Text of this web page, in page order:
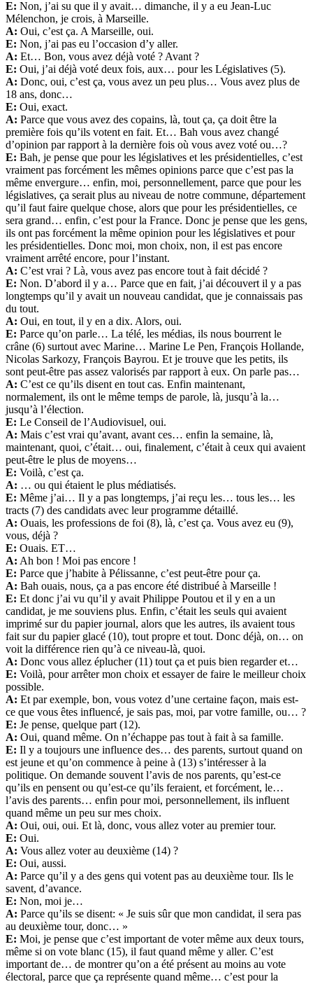
E: Non, j’ai su que il y avait… dimanche, il y a eu Jean-Luc
Mélenchon, je crois, à Marseille.
A: Oui, c’est ça. A Marseille, oui.
E: Non, j’ai pas eu l’occasion d’y aller.
A: Et… Bon, vous avez déjà voté ? Avant ?
E: Oui, j’ai déjà voté deux fois, aux… pour les Législatives (5).
A: Donc, oui, c’est ça, vous avez un peu plus… Vous avez plus de
18 ans, donc…
E: Oui, exact.
A: Parce que vous avez des copains, là, tout ça, ça doit être la
première fois qu’ils votent en fait. Et… Bah vous avez changé
d’opinion par rapport à la dernière fois où vous avez voté ou…?
E: Bah, je pense que pour les législatives et les présidentielles, c’est
vraiment pas forcément les mêmes opinions parce que c’est pas la
même envergure… enfin, moi, personnellement, parce que pour les
législatives, ça serait plus au niveau de notre commune, département
qu’il faut faire quelque chose, alors que pour les présidentielles, ce
sera grand… enfin, c’est pour la France. Donc je pense que les gens,
ils ont pas forcément la même opinion pour les législatives et pour
les présidentielles. Donc moi, mon choix, non, il est pas encore
vraiment arrêté encore, pour l’instant.
A: C’est vrai ? Là, vous avez pas encore tout à fait décidé ?
E: Non. D’abord il y a… Parce que en fait, j’ai découvert il y a pas
longtemps qu’il y avait un nouveau candidat, que je connaissais pas
du tout.
A: Oui, en tout, il y en a dix. Alors, oui.
E: Parce qu’on parle… La télé, les médias, ils nous bourrent le
crâne (6) surtout avec Marine… Marine Le Pen, François Hollande,
Nicolas Sarkozy, François Bayrou. Et je trouve que les petits, ils
sont peut-être pas assez valorisés par rapport à eux. On parle pas…
A: C’est ce qu’ils disent en tout cas. Enfin maintenant,
normalement, ils ont le même temps de parole, là, jusqu’à la…
jusqu’à l’élection.
E: Le Conseil de l’Audiovisuel, oui.
A: Mais c’est vrai qu’avant, avant ces… enfin la semaine, là,
maintenant, quoi, c’était… oui, finalement, c’était à ceux qui avaient
peut-être le plus de moyens…
E: Voilà, c’est ça.
A: … ou qui étaient le plus médiatisés.
E: Même j’ai… Il y a pas longtemps, j’ai reçu les… tous les… les
tracts (7) des candidats avec leur programme détaillé.
A: Ouais, les professions de foi (8), là, c’est ça. Vous avez eu (9),
vous, déjà ?
E: Ouais. ET…
A: Ah bon ! Moi pas encore !
E: Parce que j’habite à Pélissanne, c’est peut-être pour ça.
A: Bah ouais, nous, ça a pas encore été distribué à Marseille !
E: Et donc j’ai vu qu’il y avait Philippe Poutou et il y en a un
candidat, je me souviens plus. Enfin, c’était les seuls qui avaient
imprimé sur du papier journal, alors que les autres, ils avaient tous
fait sur du papier glacé (10), tout propre et tout. Donc déjà, on… on
voit la différence rien qu’à ce niveau-là, quoi.
A: Donc vous allez éplucher (11) tout ça et puis bien regarder et…
E: Voilà, pour arrêter mon choix et essayer de faire le meilleur choix
possible.
A: Et par exemple, bon, vous votez d’une certaine façon, mais est-
ce que vous êtes influencé, je sais pas, moi, par votre famille, ou… ?
E: Je pense, quelque part (12).
A: Oui, quand même. On n’échappe pas tout à fait à sa famille.
E: Il y a toujours une influence des… des parents, surtout quand on
est jeune et qu’on commence à peine à (13) s’intéresser à la
politique. On demande souvent l’avis de nos parents, qu’est-ce
qu’ils en pensent ou qu’est-ce qu’ils feraient, et forcément, le…
l’avis des parents… enfin pour moi, personnellement, ils influent
quand même un peu sur mes choix.
A: Oui, oui, oui. Et là, donc, vous allez voter au premier tour.
E: Oui.
A: Vous allez voter au deuxième (14) ?
E: Oui, aussi.
A: Parce qu’il y a des gens qui votent pas au deuxième tour. Ils le
savent, d’avance.
E: Non, moi je…
A: Parce qu’ils se disent: « Je suis sûr que mon candidat, il sera pas
au deuxième tour, donc… »
E: Moi, je pense que c’est important de voter même aux deux tours,
même si on vote blanc (15), il faut quand même y aller. C’est
important de… de montrer qu’on a été présent au moins au vote
électoral, parce que ça représente quand même… c’est pour la